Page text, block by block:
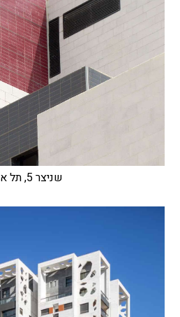
שניצר 5, תל אביב